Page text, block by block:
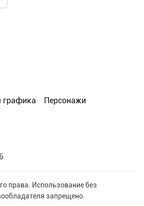
графика Персонажи
права. Использование без
запрещено.